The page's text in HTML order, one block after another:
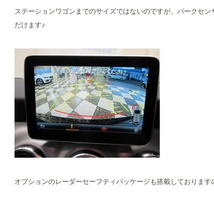
ステーションワゴンまでのサイズではないのですが、パークセ
だけます♪
オプションのレーダーセーフティパッケージも搭載しておりま